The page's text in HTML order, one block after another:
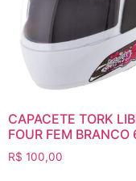
CAPACETE TORK
FOUR FEM BRANCO
R$ 100,00